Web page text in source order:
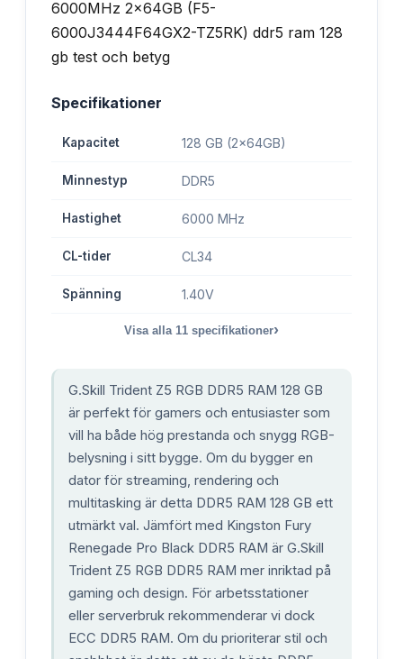
Specifikationer
Kapacitet 128 GB (2x64GB)
Minnestyp DDR5
Hastighet 6000 MHz
CL-tider CL34
Spänning 1.40V
Visa alla 11 specifikationer›
G.Skill Trident Z5 RGB DDR5 RAM 128 GB
är perfekt för gamers och entusiaster som
vill ha både hög prestanda och snygg RGB-
belysning i sitt bygge. Om du bygger en
dator för streaming, rendering och
multitasking är detta DDR5 RAM 128 GB ett
utmärkt val. Jämfört med Kingston Fury
Renegade Pro Black DDR5 RAM är G.Skill
Trident Z5 RGB DDR5 RAM mer inriktad på
gaming och design. För arbetsstationer
eller serverbruk rekommenderar vi dock
ECC DDR5 RAM. Om du prioriterar stil och